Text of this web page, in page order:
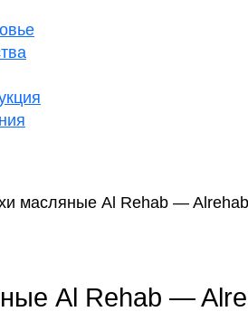
масляные Al Rehab —
Al Rehab —